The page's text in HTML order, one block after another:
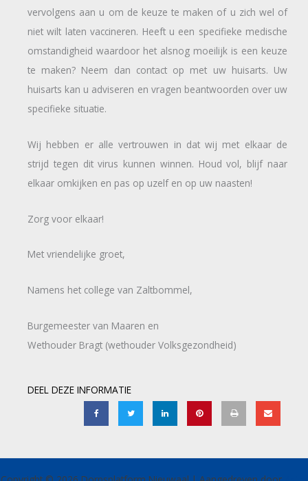
vervolgens aan u om de keuze te maken of u zich wel of
niet wilt laten vaccineren. Heeft u een specifieke medische
omstandigheid waardoor het alsnog moeilijk is een keuze
te maken? Neem dan contact op met uw huisarts. Uw
huisarts kan u adviseren en vragen beantwoorden over uw
specifieke situatie.
Wij hebben er alle vertrouwen in dat wij met elkaar de
strijd tegen dit virus kunnen winnen. Houd vol, blijf naar
elkaar omkijken en pas op uzelf en op uw naasten!
Zorg voor elkaar!
Met vriendelijke groet,
Namens het college van Zaltbommel,
Burgemeester van Maaren en
Wethouder Bragt (wethouder Volksgezondheid)
DEEL DEZE INFORMATIE